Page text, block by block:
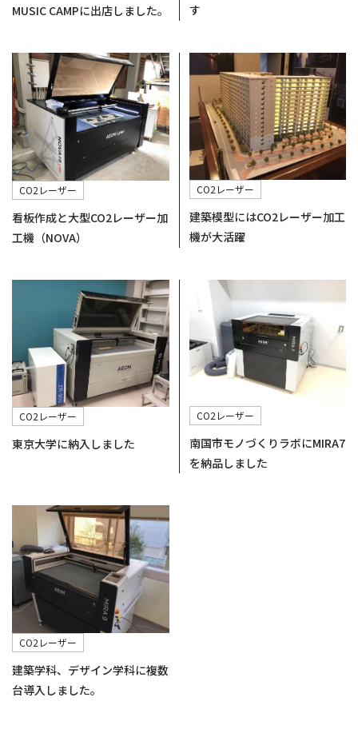
MUSIC CAMPに出店しました。
す
CO2レーザー
看板作成と大型CO2レーザー加
工機（NOVA）
CO2レーザー
建築模型にはCO2レーザー加工
機が大活躍
CO2レーザー
東京大学に納入しました
CO2レーザー
南国市モノづくりラボにMIRA7
を納品しました
CO2レーザー
建築学科、デザイン学科に複数
台導入しました。